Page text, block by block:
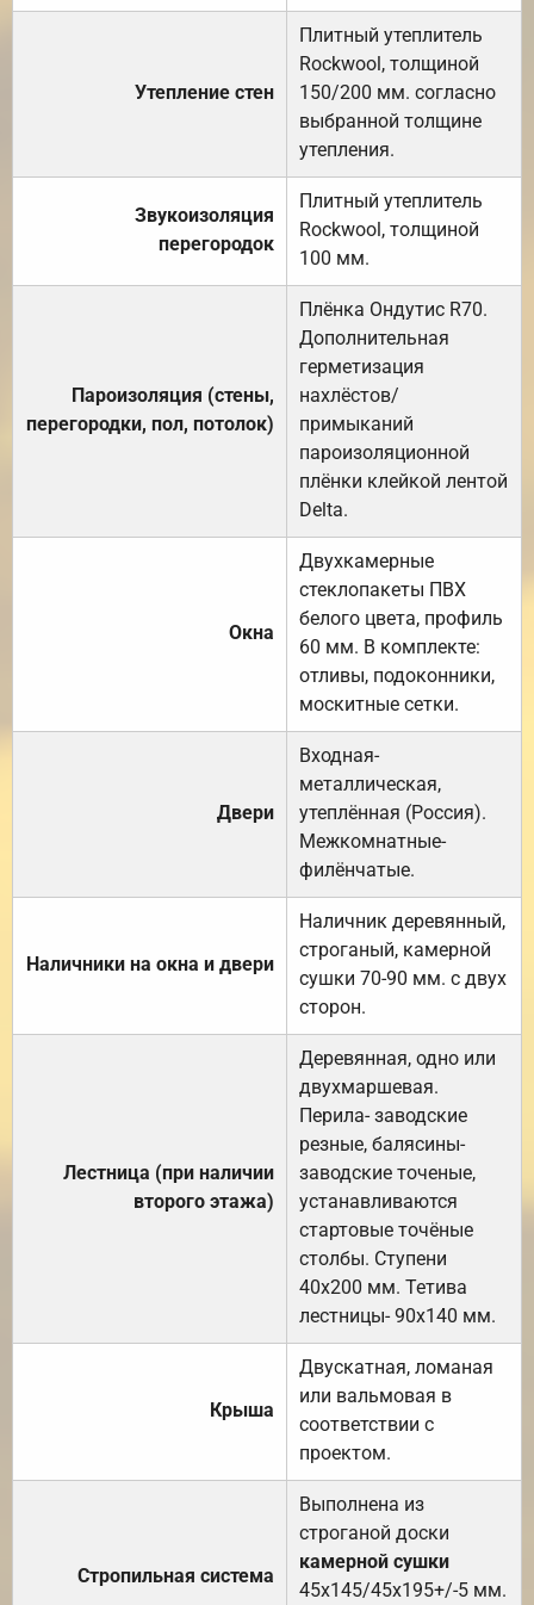
Утепление стен
Плитный утеплитель
Rockwool, толщиной
150/200 мм. согласно
выбранной толщине
утепления.
Звукоизоляция
перегородок
Плитный утеплитель
Rockwool, толщиной
100 мм.
Пароизоляция (стены,
перегородки, пол, потолок)
Плёнка Ондутис R70.
Дополнительная
герметизация
нахлёстов/
примыканий
пароизоляционной
плёнки клейкой лентой
Delta.
Окна
Двухкамерные
стеклопакеты ПВХ
белого цвета, профиль
60 мм. В комплекте:
отливы, подоконники,
москитные сетки.
Двери
Входная-
металлическая,
утеплённая (Россия).
Межкомнатные-
филёнчатые.
Наличники на окна и двери
Наличник деревянный,
строганый, камерной
сушки 70-90 мм. с двух
сторон.
Лестница (при наличии
второго этажа)
Деревянная, одно или
двухмаршевая.
Перила- заводские
резные, балясины-
заводские точеные,
устанавливаются
стартовые точёные
столбы. Ступени
40х200 мм. Тетива
лестницы- 90х140 мм.
Крыша
Двускатная, ломаная
или вальмовая в
соответствии с
проектом.
Стропильная система
Выполнена из
строганой доски
камерной сушки
45х145/45х195+/-5 мм.